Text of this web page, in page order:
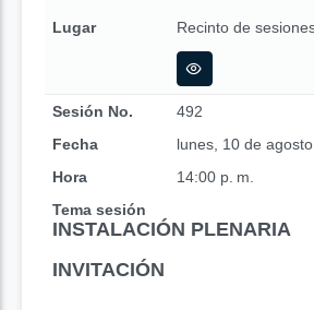
Lugar Recinto de
Sesión No.
492
Fecha
lunes, 10 de
Hora
14:00 p. m.
Tema sesión
INSTALACIÓN PLENARIA
INVITACIÓN